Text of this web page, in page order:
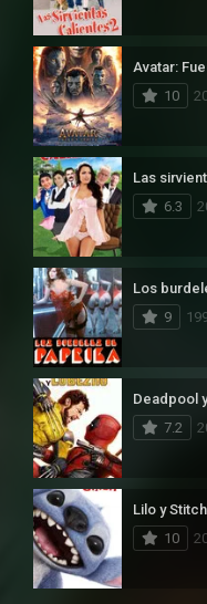
Avatar:
10
Las
6.3
Los
9
Deadpool
7.2
Lilo y
10